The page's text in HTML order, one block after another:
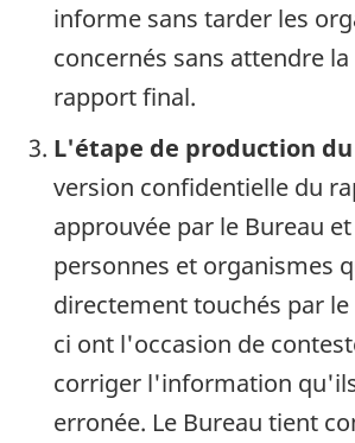
informe sans tarder les
concernés sans attendre
rapport final.
L'étape de production
version confidentielle du
approuvée par le Bureau
personnes et organismes
directement touchés par
ci ont l'occasion de
corriger l'information
erronée. Le Bureau tient